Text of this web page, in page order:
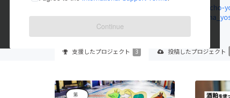
ビジネス・起業
まちづくり・地域活性化
Continue
shichikencho-
x.com/
支援したプロジェクト 3 投稿したプロジェクト